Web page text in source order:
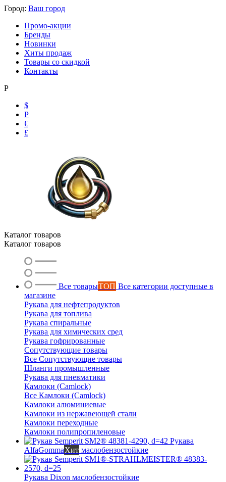
Город: Ваш город
Промо-акции
Бренды
Новинки
Хиты продаж
Товары со скидкой
Контакты
Р
$
Р
€
£
Каталог товаров
Каталог товаров
Все товарыТОП Все категории доступные в
магазине
Рукава для нефтепродуктов
Рукава для топлива
Рукава спиральные
Рукава для химических сред
Рукава гофрированные
Сопутствующие товары
Все Сопутствующие товары
Шланги промышленные
Рукава для пневматики
Камлоки (Camlock)
Все Камлоки (Camlock)
Камлоки алюминиевые
Камлоки из нержавеющей стали
Камлоки переходные
Камлоки полипропиленовые
Рукава
AlfaGommaХит маслобензостойкие
Рукава Dixon маслобензостойкие
Маслобензостойкие рукава